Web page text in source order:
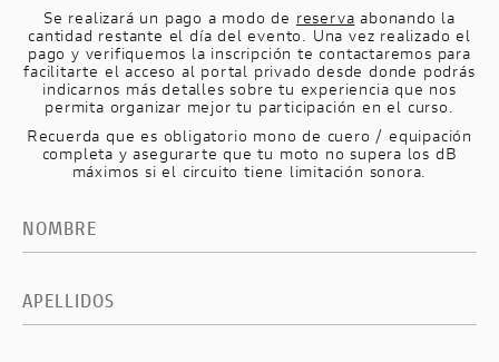
Se realizará un pago a modo de reserva abonando la
cantidad restante el día del evento. Una vez realizado el
pago y verifiquemos la inscripción te contactaremos para
facilitarte el acceso al portal privado desde donde podrás
indicarnos más detalles sobre tu experiencia que nos
permita organizar mejor tu participación en el curso.
Recuerda que es obligatorio mono de cuero / equipación
completa y asegurarte que tu moto no supera los dB
máximos si el circuito tiene limitación sonora.